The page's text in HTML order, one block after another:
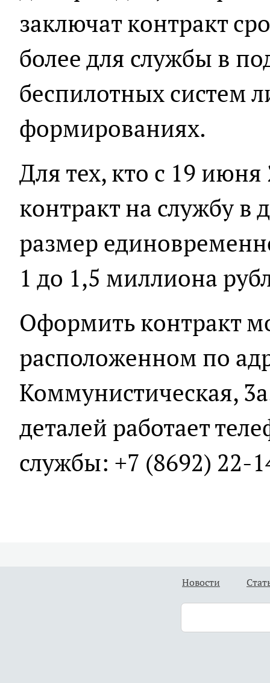
заключат контракт
более для службы в
беспилотных систем
формированиях.
Для тех, кто с 19
контракт на службу в
размер
1 до 1,5 миллиона
Оформить контракт
расположенном по
Коммунистическая,
деталей работает
службы: +7 (8692) 22-
Новости